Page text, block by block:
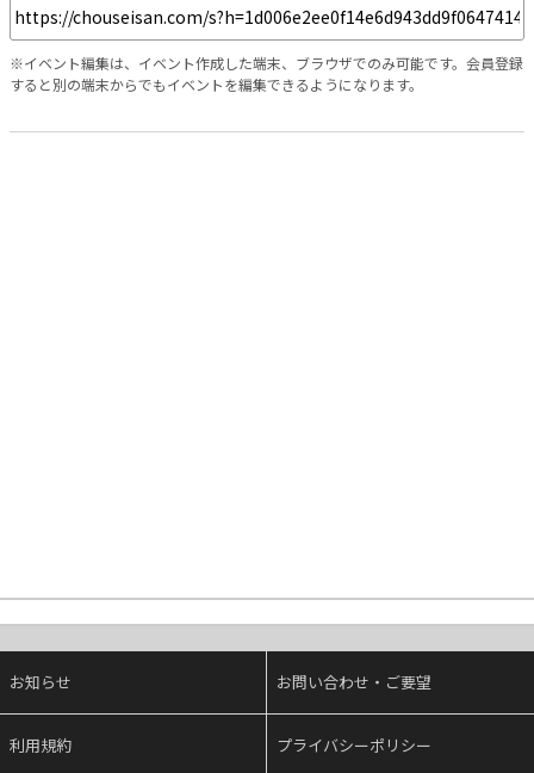
※イベント編集は、イベント作成した端末、ブラウザでのみ可能です。会員登録
すると別の端末からでもイベントを編集できるようになります。
お知らせ お問い合わせ・ご要望
利用規約 プライバシーポリシー